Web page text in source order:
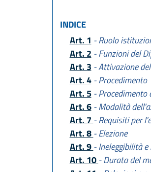
INDICE
Art. 1 - Ruolo
Art. 2 - Funzioni del
Art. 3 - Attivazione
Art. 4- Procedimento
Art. 5- Procedimento
Art. 6- Modalità
Art. 7 - Requisiti per
Art. 8 - Elezione
Art. 9 - Ineleggibilità
Art. 10 - Durata del